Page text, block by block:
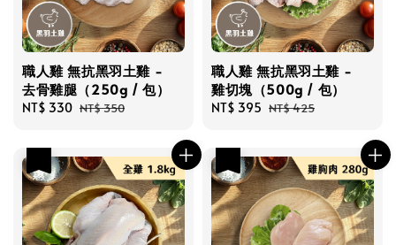
職人雞 無抗黑羽土雞 -
去骨雞腿（250g / 包）
Sale
NT$ 330 Regular
NT$ 350
職人雞 無抗黑羽土雞 -
雞切塊（500g / 包）
Sale
NT$ 395 Regular
NT$ 425